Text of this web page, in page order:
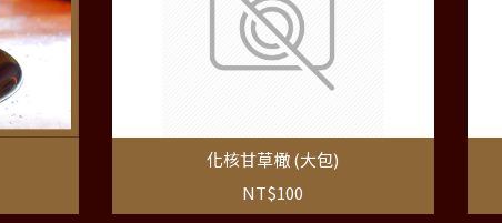
化核甘草橄 (大包)
NT$100